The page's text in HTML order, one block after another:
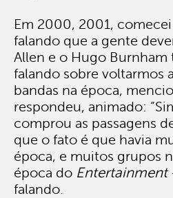
Em 2000, 2001,
falando que a gente
Allen e o Hugo Burnham
falando sobre voltarmos
bandas na época,
respondeu, animado:
comprou as passagens
que o fato é que havia
época, e muitos grupos
época do Entertainment
falando.